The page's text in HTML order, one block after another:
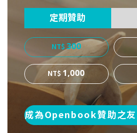
定期贊助
300
1,000
成為Openbook贊助之友